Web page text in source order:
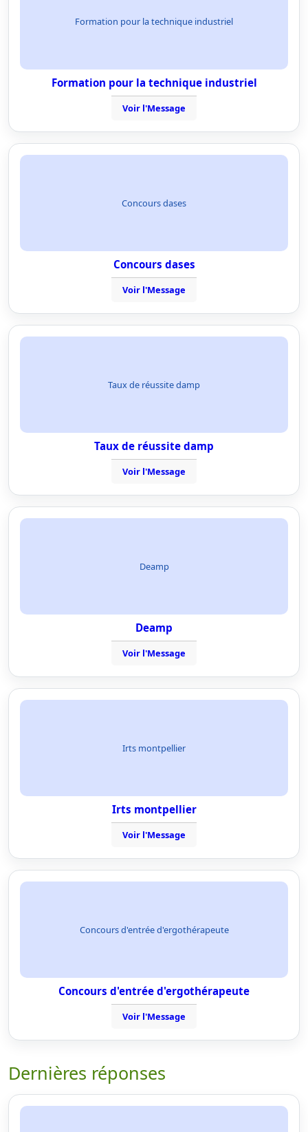
Formation pour la technique industriel
Formation pour la technique industriel
Voir l'Message
Concours dases
Concours dases
Voir l'Message
Taux de réussite damp
Taux de réussite damp
Voir l'Message
Deamp
Deamp
Voir l'Message
Irts montpellier
Irts montpellier
Voir l'Message
Concours d'entrée d'ergothérapeute
Concours d'entrée d'ergothérapeute
Voir l'Message
Dernières réponses